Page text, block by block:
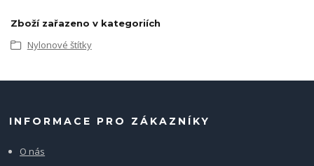
Zboží zařazeno v kategoriích
Nylonové štítky
INFORMACE PRO ZÁKAZNÍKY
O nás